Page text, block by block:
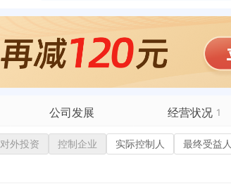
新增行政许可，许可机关：宝鸡市渭滨区市场监督管理局 许可内容：100 有效期：2022-03-07至2099-12-31
全部动态
新增行政许可，许可机关：宝鸡市渭滨区市场监督管理局 许可内容：8111:汽车修理与维护 有效期：2022-03-07至2099-12-31
全部动态
新增行政许可，许可机关：宝鸡市渭滨区市场监督管理局 许可内容：陕西汇德广通汽车维修服务有限公司 有效期：2022-03-07至2099-12-31
全部动态
公司发展 经营状况 1
融资历史
招投标
对外投资 控制企业 实际控制人 最终受益人